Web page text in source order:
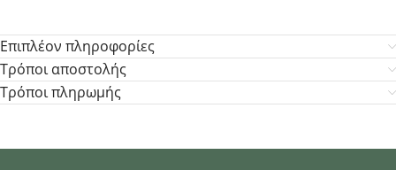
Επιπλέον πληροφορίες
Τρόποι αποστολής
Τρόποι πληρωμής